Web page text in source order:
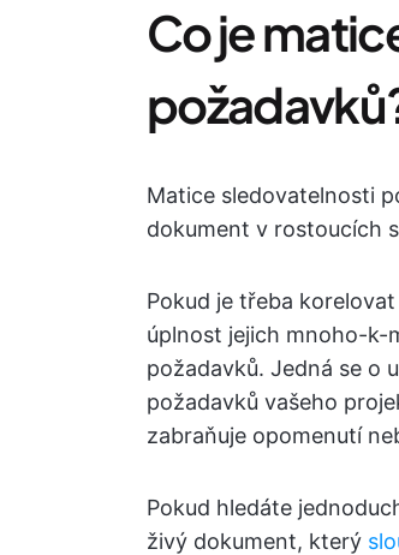
Co je
Matice sledovatelnosti
dokument v rostoucích
Pokud je třeba
úplnost jejich mnoho-k-
požadavků. Jedná se o
požadavků vašeho
zabraňuje opomenutí
Pokud hledáte
živý dokument, který